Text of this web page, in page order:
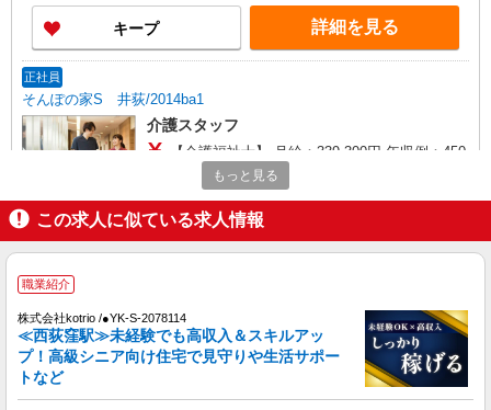
均5回分）等、毎月平均的に支払われる手当を含み
ます。 ※居住支援特別手当は勤続5年目までの方
はさらに1万円支給（再入社は除く） ◎賞与：基
支給（超過1分〜）
キープ 詳細を見る
正社員
そんぽの家S 井荻/2014ba1
介護スタッフ
【介護福祉士】 月給：339,300円 年収例：450
当、（東京都）居住支援特別手当、特別夜勤手
当、日祝手当（月平均2回分）、夜勤手当（月平均
5回分）等、毎月平均的に支払われる手当を含みま
す。 ※居住支援特別手当は勤続5年目までの方は
給（超過1分〜）
東京都杉並区井草3丁目17-13
キープ 詳細を見る
正社員
SOMPOケア 高井戸 デイサービス/3111ja1
介護スタッフ
【介護福祉士】 月給：285,300円 年収例：385
もっと見る
この求人に似ている求人情報
職業紹介
株式会社kotrio /●YK-S-2078114
≪西荻窪駅≫未経験でも高収入＆スキルアッ
プ！高級シニア向け住宅で見守りや生活サポー
トなど